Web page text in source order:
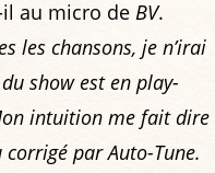
au micro de BV.
les chansons, je n’irai
show est en play-
intuition me fait dire
corrigé par Auto-Tune.